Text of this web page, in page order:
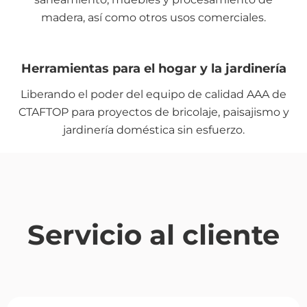
madera, así como otros usos comerciales.
Herramientas para el hogar y la jardinería
Liberando el poder del equipo de calidad AAA de
CTAFTOP para proyectos de bricolaje, paisajismo y
jardinería doméstica sin esfuerzo.
Servicio al cliente